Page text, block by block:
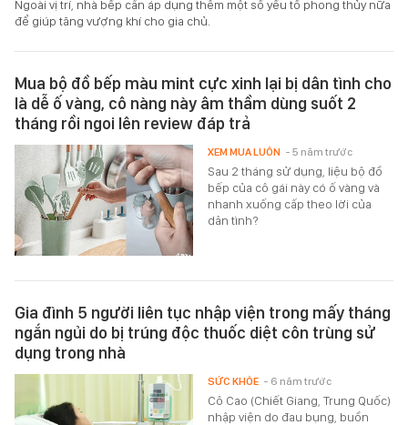
Ngoài vị trí, nhà bếp cần áp dụng thêm một số yếu tố phong thủy nữa
để giúp tăng vượng khí cho gia chủ.
Mua bộ đồ bếp màu mint cực xinh lại bị dân tình cho
là dễ ố vàng, cô nàng này âm thầm dùng suốt 2
tháng rồi ngoi lên review đáp trả
Sau 2 tháng sử dụng, liệu bộ đồ
bếp của cô gái này có ố vàng và
nhanh xuống cấp theo lời của
dân tình?
XEM MUA LUÔN - 5 năm trước
Gia đình 5 người liên tục nhập viện trong mấy tháng
ngắn ngủi do bị trúng độc thuốc diệt côn trùng sử
dụng trong nhà
Cô Cao (Chiết Giang, Trung Quốc)
nhập viện do đau bụng, buồn
SỨC KHỎE - 6 năm trước